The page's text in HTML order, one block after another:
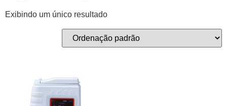
Exibindo um único resultado